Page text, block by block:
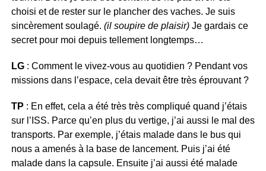
choisi et de rester sur le plancher des vaches. Je suis
sincèrement soulagé. (il soupire de plaisir)Je gardais ce
secret pour moi depuis tellement longtemps…
LG : Comment le vivez-vous au quotidien ? Pendant vos
missions dans l’espace, cela devait être très éprouvant ?
TP : En effet, cela a été très très compliqué quand j’étais
sur l’ISS. Parce qu’en plus du vertige, j’ai aussi le mal des
transports. Par exemple, j’étais malade dans le bus qui
nous a amenés à la base de lancement. Puis j’ai été
malade dans la capsule. Ensuite j’ai aussi été malade